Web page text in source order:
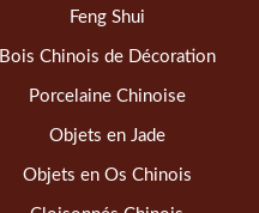
Feng Shui
Bois Chinois de Décoration
Porcelaine Chinoise
Objets en Jade
Objets en Os Chinois